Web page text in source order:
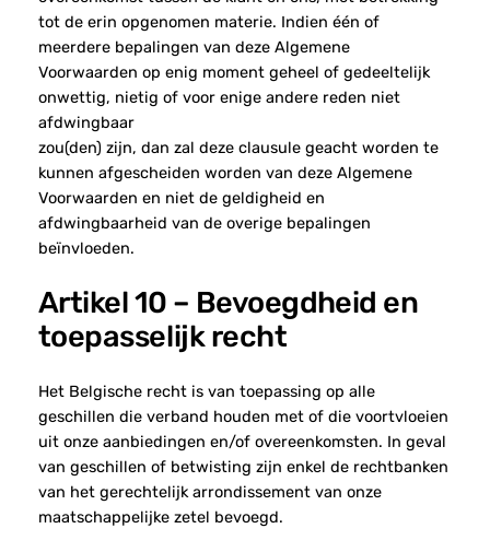
tot de erin opgenomen materie. Indien één of
meerdere bepalingen van deze Algemene
Voorwaarden op enig moment geheel of gedeeltelijk
onwettig, nietig of voor enige andere reden niet
afdwingbaar
zou(den) zijn, dan zal deze clausule geacht worden te
kunnen afgescheiden worden van deze Algemene
Voorwaarden en niet de geldigheid en
afdwingbaarheid van de overige bepalingen
beïnvloeden.
Artikel 10 – Bevoegdheid en
toepasselijk recht
Het Belgische recht is van toepassing op alle
geschillen die verband houden met of die voortvloeien
uit onze aanbiedingen en/of overeenkomsten. In geval
van geschillen of betwisting zijn enkel de rechtbanken
van het gerechtelijk arrondissement van onze
maatschappelijke zetel bevoegd.